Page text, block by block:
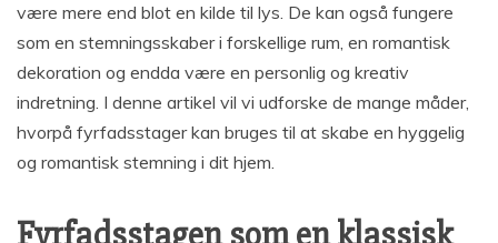
være mere end blot en kilde til lys. De kan også fungere
som en stemningsskaber i forskellige rum, en romantisk
dekoration og endda være en personlig og kreativ
indretning. I denne artikel vil vi udforske de mange måder,
hvorpå fyrfadsstager kan bruges til at skabe en hyggelig
og romantisk stemning i dit hjem.